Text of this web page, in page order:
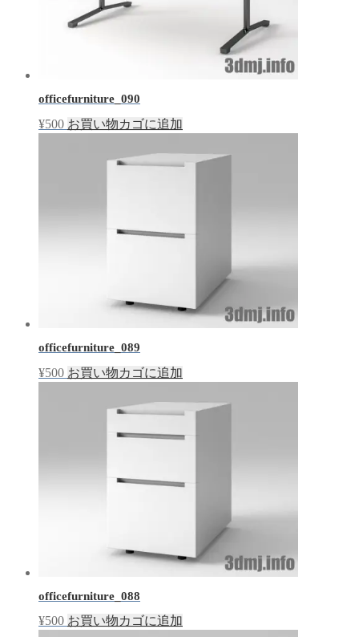
officefurniture_090
¥500 お買い物カゴに追加
officefurniture_089
¥500 お買い物カゴに追加
officefurniture_088
¥500 お買い物カゴに追加